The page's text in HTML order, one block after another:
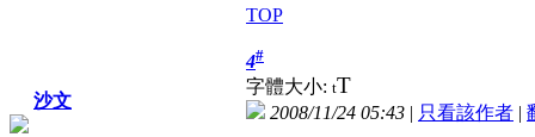
TOP
沙文
4#
字體大小: tT
2008/11/24 05:43 | 只看該作者 |